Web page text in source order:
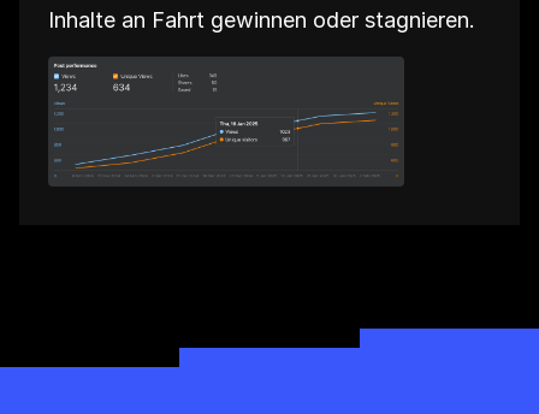
Inhalte an Fahrt gewinnen oder stagnieren.